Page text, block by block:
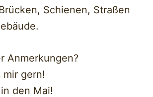
Schienen, Straßen
Anmerkungen?
mir gern!
den Mai!